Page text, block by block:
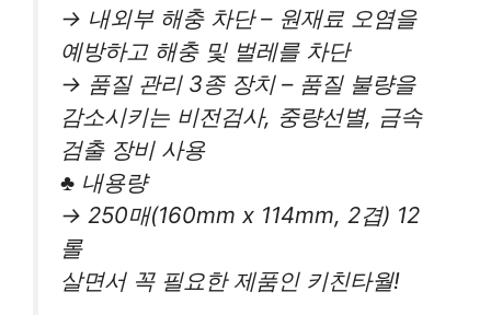
→ 내외부 해충 차단 – 원재료 오염을
예방하고 해충 및 벌레를 차단
→ 품질 관리 3종 장치 – 품질 불량을
감소시키는 비전검사, 중량선별, 금속
검출 장비 사용
♣ 내용량
→ 250매(160mm x 114mm, 2겹) 12
롤
살면서 꼭 필요한 제품인 키친타월!